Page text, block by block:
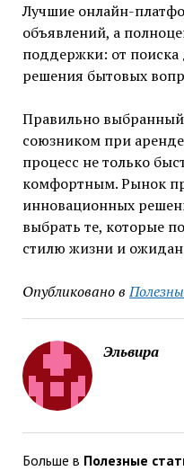
Лучшие онлайн-
объявлений, а
поддержки: от поиска
решения бытовых
Правильно
союзником при
процесс не только
комфортным. Рынок
инновационных
выбрать те, которые
стилю жизни и
Опубликовано в
Эльвира
Больше в Полезные